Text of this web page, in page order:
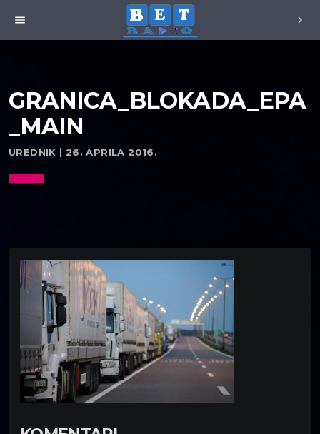
menu chevron_right
GRANICA_BLOKADA_EPA
_MAIN
UREDNIK | 26. APRILA 2016.